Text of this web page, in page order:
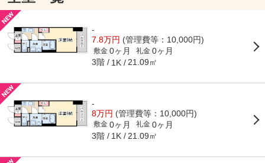
-
7.8万円 (管理費等：10,000円)
敷金 0ヶ月 礼金 0ヶ月
3階 1K 21.09㎡
-
8万円 (管理費等：10,000円)
敷金 0ヶ月 礼金 0ヶ月
3階 1K 21.09㎡